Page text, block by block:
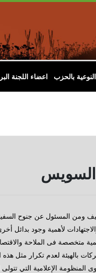
النوعية بالحزب اعضاء اللجنة
السويس
ومن المسئول عن جنوح السفينة
لأهمية وجود بدائل
متخصصة فى الملاحة
بالهيئة لعدم تكرار مثل
الإعلامية التي